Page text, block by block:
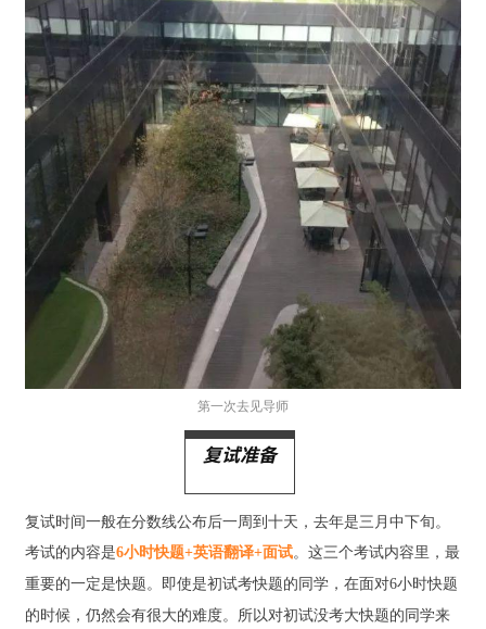
第一次去见导师
复试准备
复试时间一般在分数线公布后一周到十天，去年是三月中下旬。
考试的内容是6小时快题+英语翻译+面试。这三个考试内容里，最
重要的一定是快题。即使是初试考快题的同学，在面对6小时快题
的时候，仍然会有很大的难度。所以对初试没考大快题的同学来